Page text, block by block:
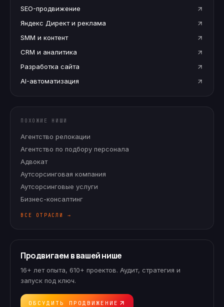
SEO-продвижение
Яндекс Директ и реклама
SMM и контент
CRM и аналитика
Разработка сайта
AI-автоматизация
ПОХОЖИЕ НИШИ
Агентство релокации
Агентство по подбору персонала
Адвокат
Аутсорсинговая компания
Аутсорсинговые услуги
Бизнес-консалтинг
ВСЕ ОТРАСЛИ →
Продвигаем в вашей нише
16+ лет опыта, 610+ проектов. Аудит, стратегия и
запуск под ключ.
ОБСУДИТЬ ПРОДВИЖЕНИЕ